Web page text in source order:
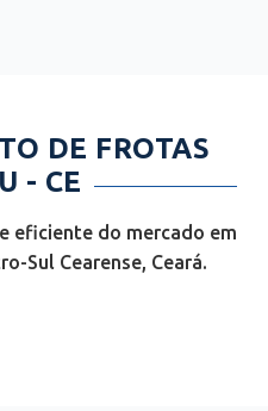
DE FROTAS
- CE
eficiente do mercado em
Sul Cearense, Ceará.